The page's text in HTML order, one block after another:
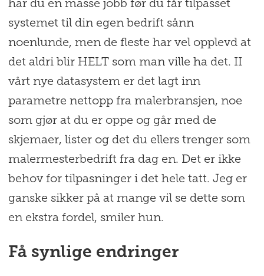
har du en masse jobb før du får tilpasset
systemet til din egen bedrift sånn
noenlunde, men de fleste har vel opplevd at
det aldri blir HELT som man ville ha det. II
vårt nye datasystem er det lagt inn
parametre nettopp fra malerbransjen, noe
som gjør at du er oppe og går med de
skjemaer, lister og det du ellers trenger som
malermesterbedrift fra dag en. Det er ikke
behov for tilpasninger i det hele tatt. Jeg er
ganske sikker på at mange vil se dette som
en ekstra fordel, smiler hun.
Få synlige endringer